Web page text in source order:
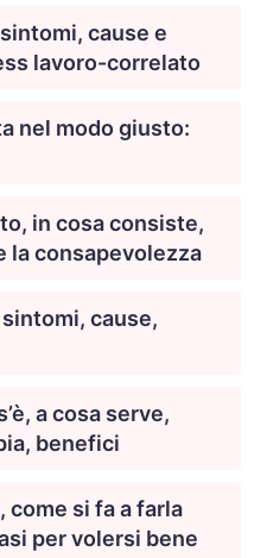
cause e
lavoro-correlato
nel modo giusto:
in cosa consiste,
la consapevolezza
cause,
a cosa serve,
benefici
si fa a farla
per volersi bene